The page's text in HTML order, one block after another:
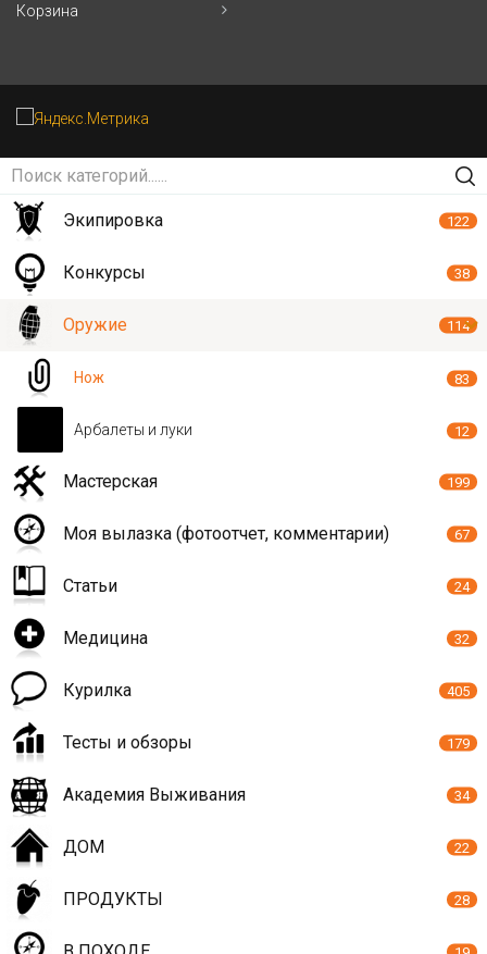
Корзина
Экипировка 122
Конкурсы 38
Оружие 114
Нож 83
Арбалеты и луки 12
Мастерская 199
Моя вылазка (фотоотчет, комментарии) 67
Статьи 24
Медицина 32
Курилка 405
Тесты и обзоры 179
Академия Выживания 34
ДОМ 22
ПРОДУКТЫ 28